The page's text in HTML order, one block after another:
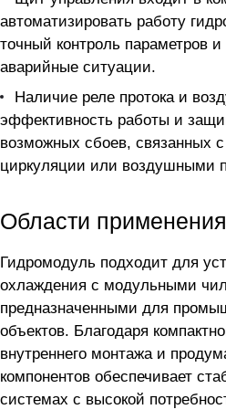
автоматизировать работу
точный контроль параметров
аварийные ситуации.
Наличие реле протока и
эффективность работы и
возможных сбоев, связанных
циркуляции или воздушными
Области применения
Гидромодуль подходит для
охлаждения с модульными
предназначенными для
объектов. Благодаря
внутреннего монтажа и
компонентов обеспечивает
системах с высокой